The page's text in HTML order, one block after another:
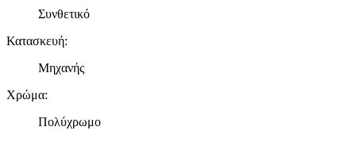
Συνθετικό
Κατασκευή:
Μηχανής
Χρώμα:
Πολύχρωμο